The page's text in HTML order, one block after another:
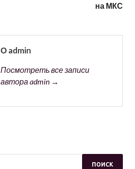
на МКС
О admin
Посмотреть все записи
автора admin →